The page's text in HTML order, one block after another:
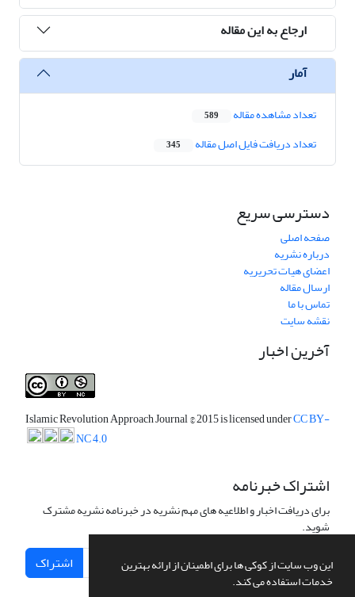
این وب سایت از کوکی ها برای اطمینان از ارائه بهترین
خدمات استفاده می کند.
ارجاع به این مقاله
آمار
تعداد مشاهده مقاله 589
تعداد دریافت فایل اصل مقاله 345
دسترسی سریع
صفحه اصلی
درباره نشریه
اعضای هیات تحریریه
ارسال مقاله
تماس با ما
نقشه سایت
آخرین اخبار
Islamic Revolution Approach Journal© 2015 is licensed underCC BY-
NC 4.0
اشتراک خبرنامه
برای دریافت اخبار و اطلاعیه های مهم نشریه در خبرنامه نشریه مشترک
شوید.
اشتراک